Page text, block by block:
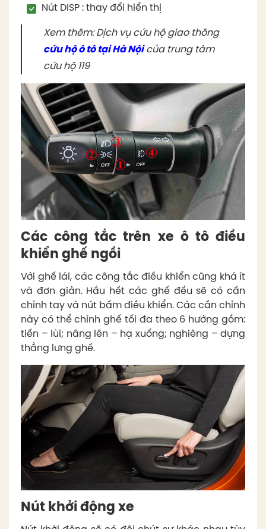
Nút DISP : thay đổi hiển thị
Xem thêm: Dịch vụ cứu hộ giao thông
cứu hộ ô tô tại Hà Nộicủa trung tâm
cứu hộ 119
Các công tắc trên xe ô tô điều
khiển ghế ngồi
Với ghế lái, các công tắc điều khiển cũng khá ít
và đơn giản. Hầu hết các ghế đều sẽ có cần
chỉnh tay và nút bấm điều khiển. Các cần chỉnh
này có thể chỉnh ghế tối đa theo 6 hướng gồm:
tiến – lùi; nâng lên – hạ xuống; nghiêng – dựng
thẳng lưng ghế.
Nút khởi động xe